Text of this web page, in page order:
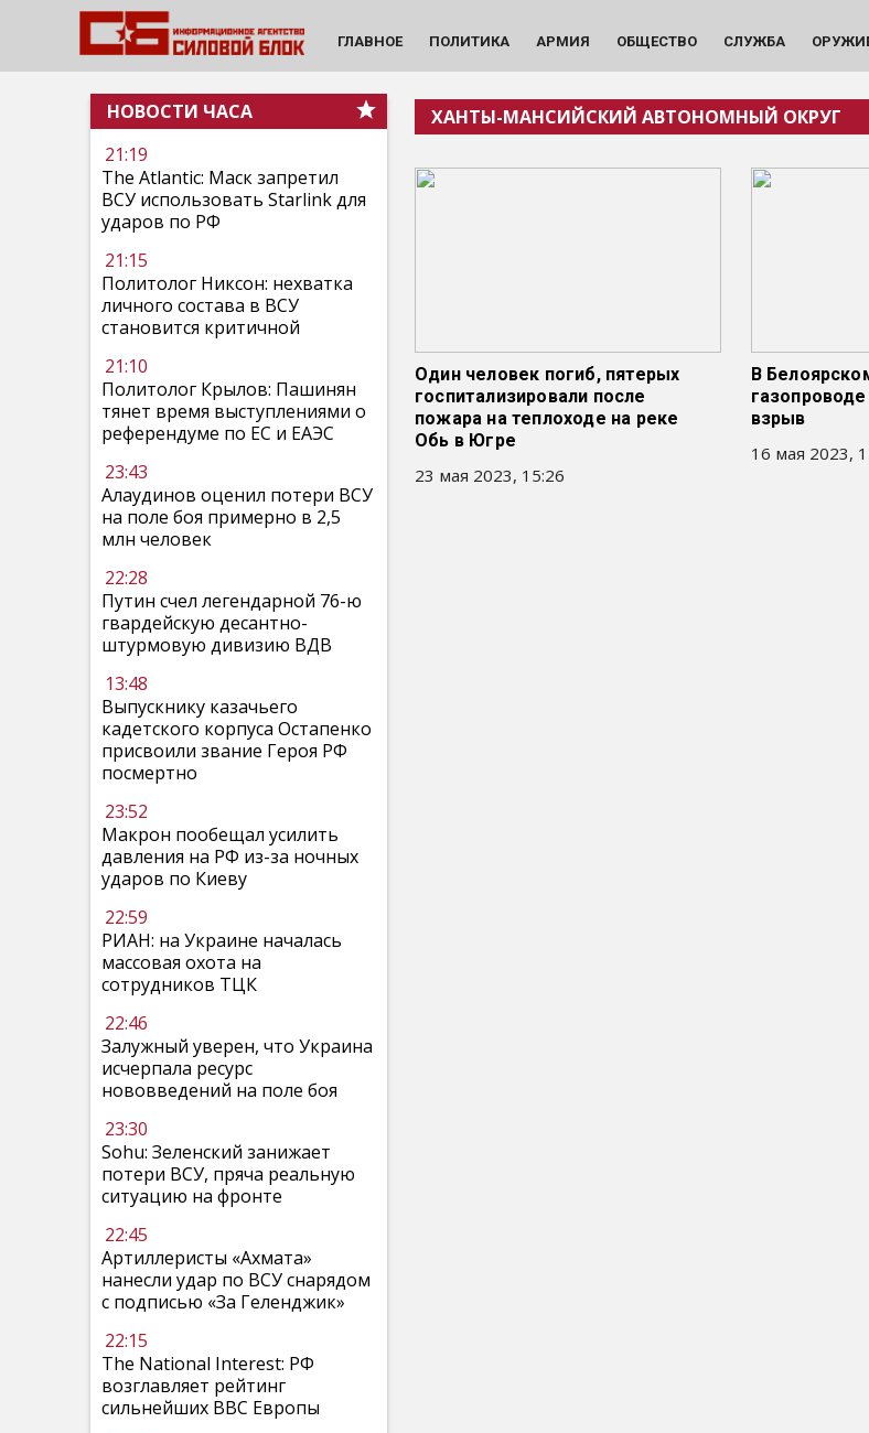
ГЛАВНОЕ ПОЛИТИКА АРМИЯ ОБЩЕСТВО СЛУЖБА
НОВОСТИ ЧАСА
21:19
The Atlantic: Маск запретил
ВСУ использовать Starlink для
ударов по РФ
21:15
Политолог Никсон: нехватка
личного состава в ВСУ
становится критичной
21:10
Политолог Крылов: Пашинян
тянет время выступлениями о
референдуме по ЕС и ЕАЭС
23:43
Алаудинов оценил потери ВСУ
на поле боя примерно в 2,5
млн человек
22:28
Путин счел легендарной 76-ю
гвардейскую десантно-
штурмовую дивизию ВДВ
13:48
Выпускнику казачьего
кадетского корпуса Остапенко
присвоили звание Героя РФ
посмертно
23:52
Макрон пообещал усилить
давления на РФ из-за ночных
ударов по Киеву
22:59
РИАН: на Украине началась
массовая охота на
сотрудников ТЦК
22:46
Залужный уверен, что Украина
исчерпала ресурс
нововведений на поле боя
23:30
Sohu: Зеленский занижает
потери ВСУ, пряча реальную
ситуацию на фронте
22:45
Артиллеристы «Ахмата»
нанесли удар по ВСУ снарядом
с подписью «За Геленджик»
22:15
The National Interest: РФ
возглавляет рейтинг
сильнейших ВВС Европы
ХАНТЫ-МАНСИЙСКИЙ АВТОНОМНЫЙ ОКРУГ
Один человек погиб, пятерых
госпитализировали после
пожара на теплоходе на реке
Обь в Югре
23 мая 2023, 15:26
В
взрыв
16 мая 2023,